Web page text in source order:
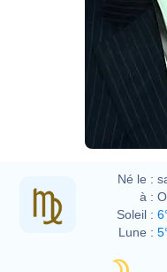
Né le :
à :
Soleil :
Lune :